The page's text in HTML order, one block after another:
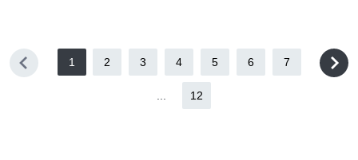
1 2 3 4 5 6 7
12